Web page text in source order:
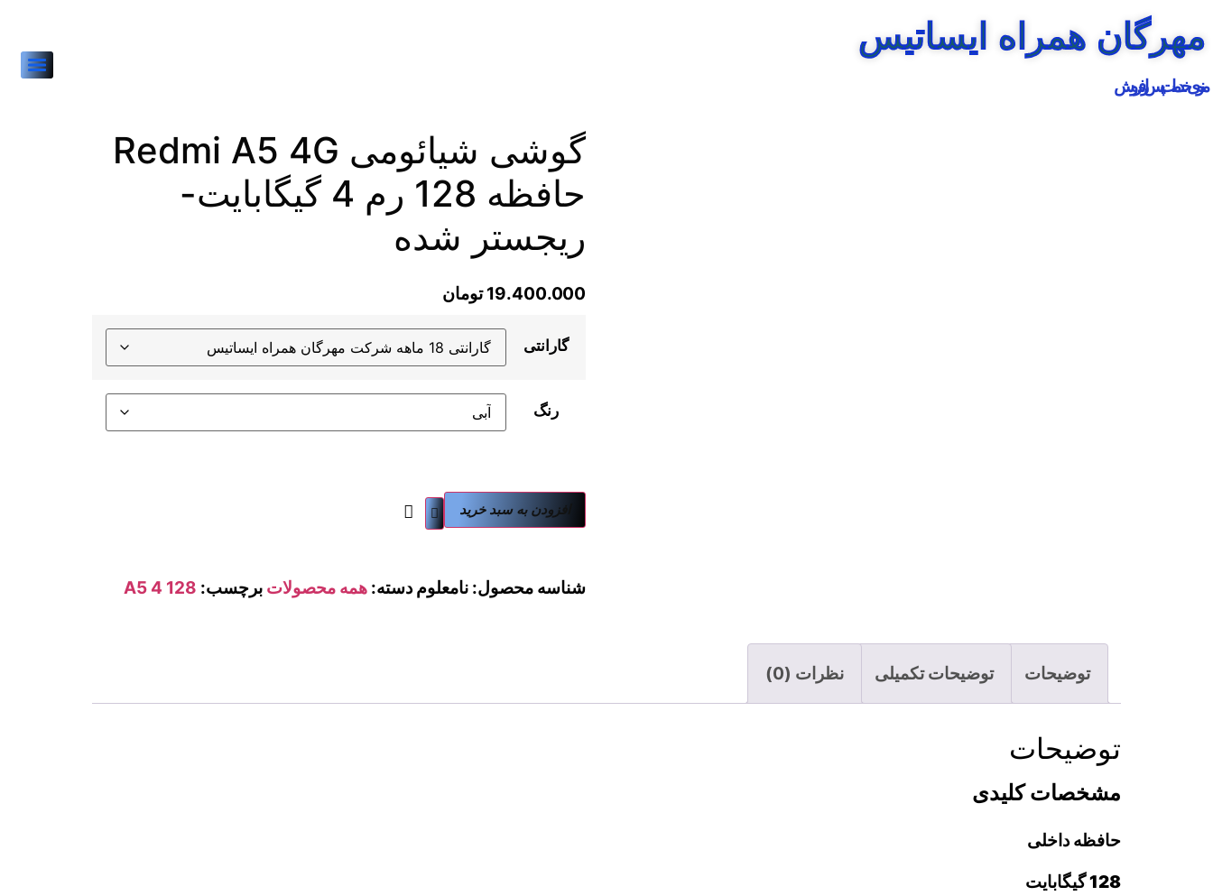
مهرگان همراه ایساتیس
منوی خدمات پس از فروش
گوشی شیائومی Redmi A5 4G
حافظه 128 رم 4 گیگابایت-
ریجستر شده
19.400.000 تومان
گارانتی
رنگ
افزودن به سبد خرید
شناسه محصول: نامعلوم دسته: همه محصولات برچسب: A5 4 128
توضیحات توضیحات تکمیلی نظرات (0)
توضیحات
مشخصات کلیدی
حافظه داخلی
128 گیگابایت